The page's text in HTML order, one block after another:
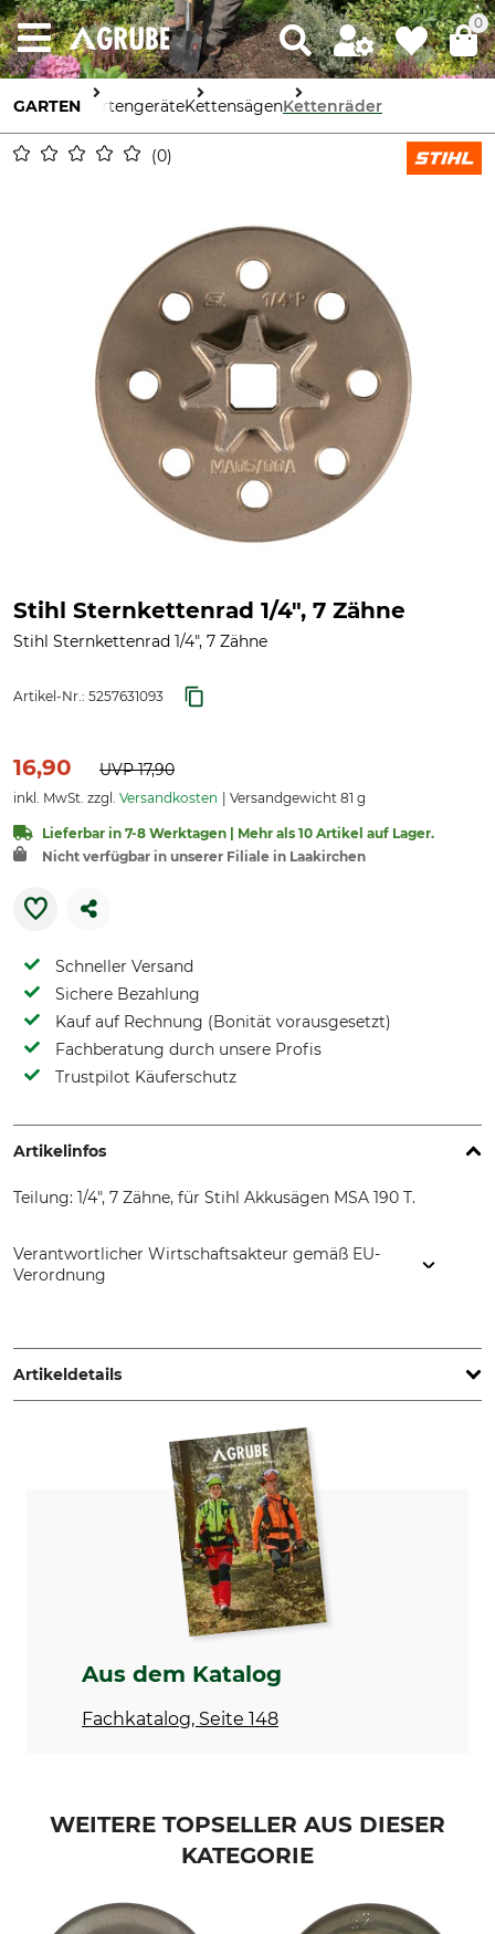
0
GARTEN GartengeräteKettensägenKettenräder
0
Stihl Sternkettenrad 1/4", 7 Zähne
Stihl Sternkettenrad 1/4", 7 Zähne
Artikel-Nr.: 5257631093
16,90 UVP17,90
inkl. MwSt. zzgl. Versandkosten Versandgewicht 81 g
Lieferbar in 7-8 Werktagen | Mehr als 10 Artikel auf Lager.
Nicht verfügbar in unserer Filiale in Laakirchen
Schneller Versand
Sichere Bezahlung
Kauf auf Rechnung (Bonität vorausgesetzt)
Fachberatung durch unsere Profis
Trustpilot Käuferschutz
Artikelinfos
Teilung: 1/4", 7 Zähne, für Stihl Akkusägen MSA 190 T.
Verantwortlicher Wirtschaftsakteur gemäß EU-
Verordnung
64807 Dieburg, Germany, www.stihl.de
Artikeldetails
Marke
Stihl
Sägenmodell
Stihl MSA 190T
Produkttyp
Sternkettenrad
Kettenradtyp
Hersteller-Artikel-Nr.
MA05 640 2001
7
Aus dem Katalog
Fachkatalog, Seite 148
WEITERE TOPSELLER AUS DIESER
KATEGORIE